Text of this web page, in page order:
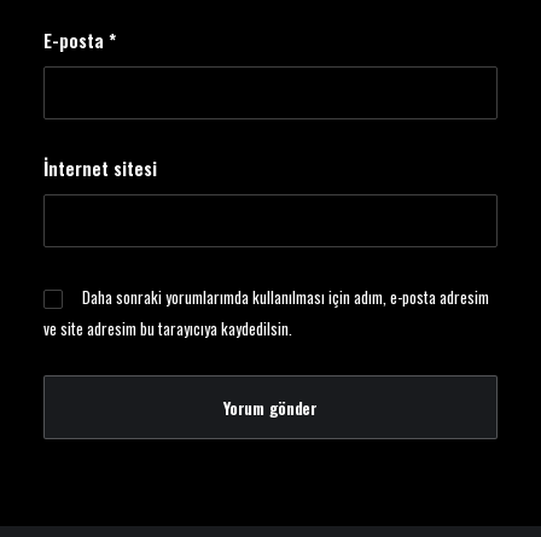
E-posta *
İnternet sitesi
Daha sonraki yorumlarımda kullanılması için adım, e-posta adresim
ve site adresim bu tarayıcıya kaydedilsin.